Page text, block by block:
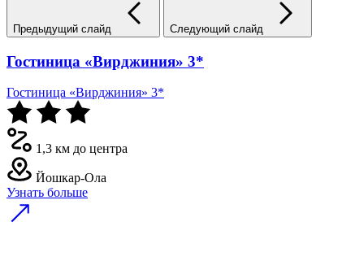
Предыдущий слайд Следующий слайд
Гостиница «Вирджиния» 3*
Гостиница «Вирджиния» 3*
1,3 км до центра
Йошкар-Ола
Узнать больше